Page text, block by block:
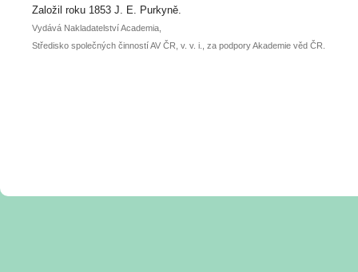
posteru je už 30. června.
Založil roku 1853 J. E. Purkyně.
Vydává Nakladatelství Academia,
Středisko společných činností AV ČR, v. v. i., za podpory Akademie věd ČR.